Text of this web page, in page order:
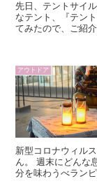
先日、テントサイ
なテント、『テン
てみたので、ご紹介
アウトドア
新型コロナウィル
ん。 週末にどんな
分を味わうべラン